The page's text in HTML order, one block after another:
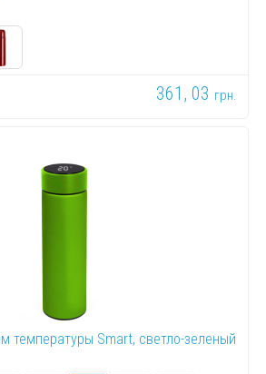
361, 03 грн.
температуры Smart, светло-зеленый